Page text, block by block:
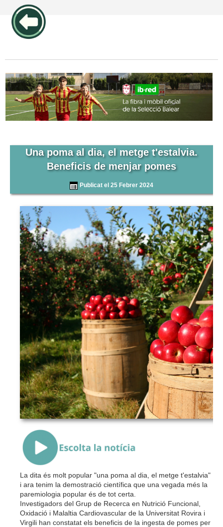
Una poma al dia, el metge t'estalvia.
Beneficis de menjar pomes
Publicat el 25 Febrer 2024
{Play}
La dita és molt popular "una poma al dia, el metge t'estalvia"
i ara tenim la demostració científica que una vegada més la
paremiologia popular és de tot certa.
Investigadors del Grup de Recerca en Nutrició Funcional,
Oxidació i Malaltia Cardiovascular de la Universitat Rovira i
Virgili han constatat els beneficis de la ingesta de pomes per